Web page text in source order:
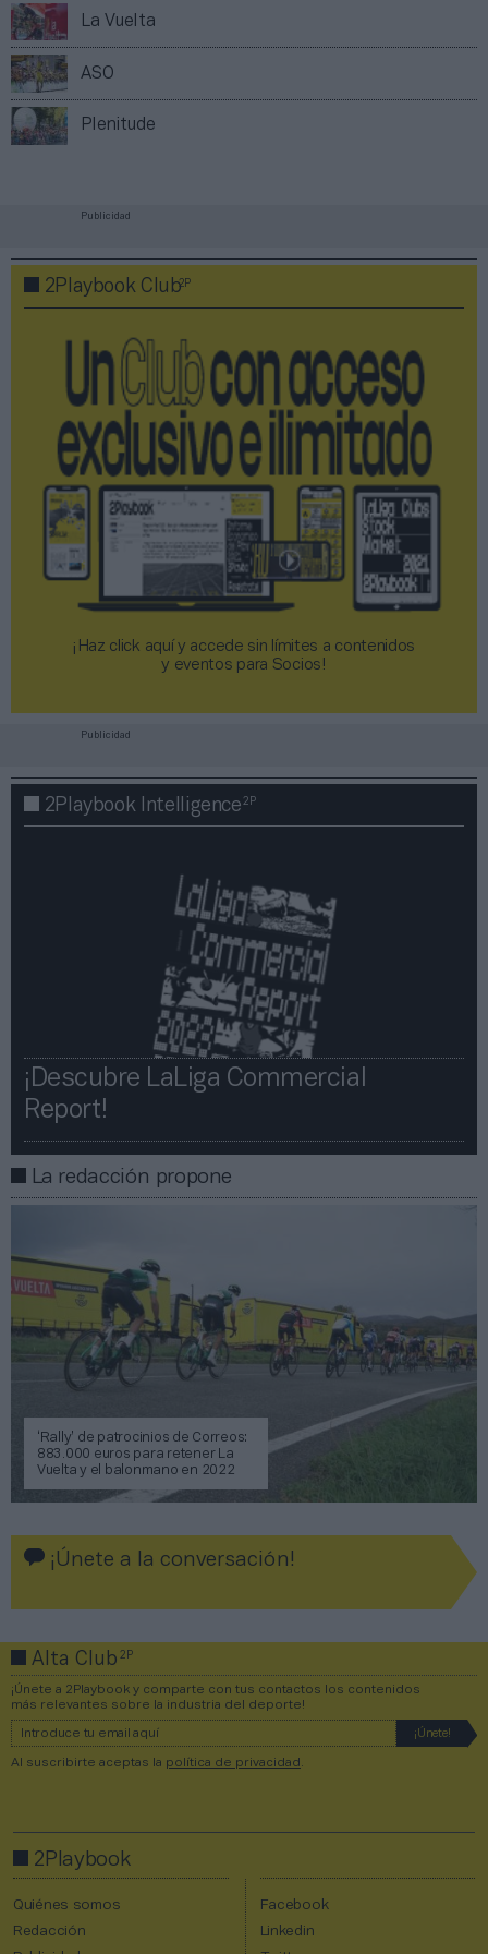
La Vuelta
ASO
Plenitude
Publicidad
2Playbook Club2P
¡Haz click aquí y accede sin límites a contenidos
y eventos para Socios!​​​​​​​
Publicidad
2Playbook Intelligence2P
¡Descubre LaLiga Commercial
Report!​​
La redacción propone
‘Rally’ de patrocinios de Correos:
883.000 euros para retener La
Vuelta y el balonmano en 2022
¡Únete a la conversación!
Alta Club2P
¡Únete a 2Playbook y comparte con tus contactos los contenidos
más relevantes sobre la industria del deporte!
Al suscribirte aceptas la política de privacidad
2Playbook
Quiénes somos
Redacción
Facebook
Linkedin